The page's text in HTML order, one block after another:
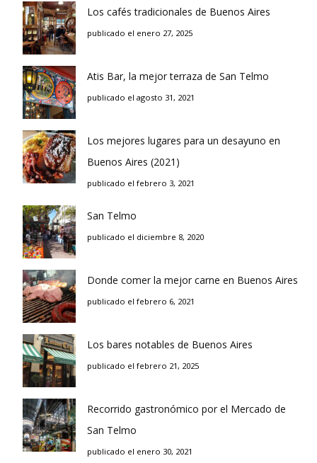
Los cafés tradicionales de Buenos Aires
publicado el enero 27, 2025
Atis Bar, la mejor terraza de San Telmo
publicado el agosto 31, 2021
Los mejores lugares para un desayuno en
Buenos Aires (2021)
publicado el febrero 3, 2021
San Telmo
publicado el diciembre 8, 2020
Donde comer la mejor carne en Buenos Aires
publicado el febrero 6, 2021
Los bares notables de Buenos Aires
publicado el febrero 21, 2025
Recorrido gastronómico por el Mercado de
San Telmo
publicado el enero 30, 2021